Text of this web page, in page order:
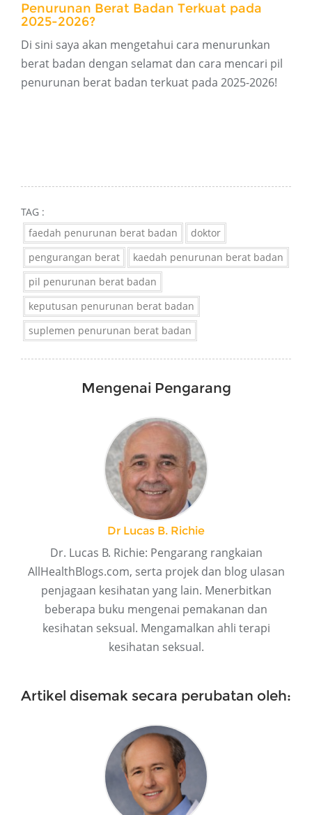
Penurunan Berat Badan Terkuat pada
2025-2026?
Di sini saya akan mengetahui cara menurunkan
berat badan dengan selamat dan cara mencari pil
penurunan berat badan terkuat pada 2025-2026!
TAG :
faedah penurunan berat badan
doktor
pengurangan berat
kaedah penurunan berat badan
pil penurunan berat badan
keputusan penurunan berat badan
suplemen penurunan berat badan
Mengenai Pengarang
Dr Lucas B. Richie
Dr. Lucas B. Richie: Pengarang rangkaian
AllHealthBlogs.com, serta projek dan blog ulasan
penjagaan kesihatan yang lain. Menerbitkan
beberapa buku mengenai pemakanan dan
kesihatan seksual. Mengamalkan ahli terapi
kesihatan seksual.
Artikel disemak secara perubatan oleh: